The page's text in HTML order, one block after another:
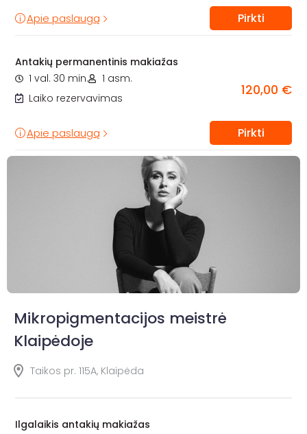
Apie paslaugą Pirkti
Antakių permanentinis makiažas
1 val. 30 min.
1 asm.
Laiko rezervavimas
120,00 €
Apie paslaugą Pirkti
Mikropigmentacijos meistrė
Klaipėdoje
Taikos pr. 115A, Klaipėda
Ilgalaikis antakių makiažas